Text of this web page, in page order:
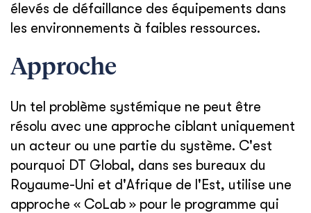
élevés de défaillance des équipements dans
les environnements à faibles ressources.
Approche
Un tel problème systémique ne peut être
résolu avec une approche ciblant uniquement
un acteur ou une partie du système. C'est
pourquoi DT Global, dans ses bureaux du
Royaume-Uni et d'Afrique de l'Est, utilise une
approche « CoLab » pour le programme qui